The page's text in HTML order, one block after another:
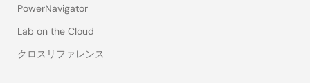
PowerNavigator
Lab on the Cloud
クロスリファレンス